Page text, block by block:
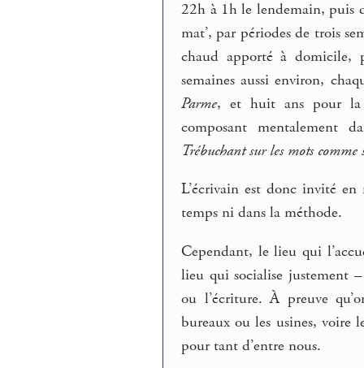
22h à 1h le lendemain, puis
mat’, par périodes de trois
chaud apporté à domicile,
semaines aussi environ,
Parme, et huit ans pour la
composant mentalement
Trébuchant sur les mots
L’écrivain est donc invité en
temps ni dans la méthode.
Cependant, le lieu qui
lieu qui socialise justement
ou l’écriture. À preuve
bureaux ou les usines, voire
pour tant d’entre nous.